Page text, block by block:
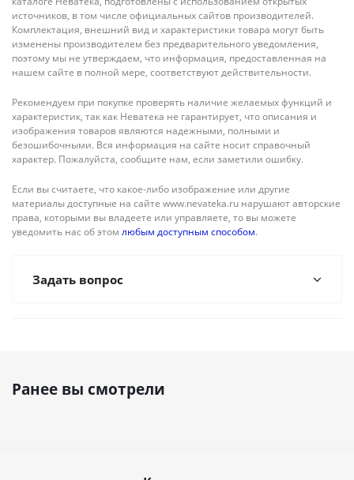
источников, в том числе официальных сайтов производителей.
Комплектация, внешний вид и характеристики товара могут быть
изменены производителем без предварительного уведомления,
поэтому мы не утверждаем, что информация, предоставленная на
нашем сайте в полной мере, соответствуют действительности.
Рекомендуем при покупке проверять наличие желаемых функций и
характеристик, так как Неватека не гарантирует, что описания и
изображения товаров являются надежными, полными и
безошибочными. Вся информация на сайте носит справочный
характер. Пожалуйста, сообщите нам, если заметили ошибку.
Если вы считаете, что какое-либо изображение или другие
материалы доступные на сайте www.nevateka.ru нарушают авторские
права, которыми вы владеете или управляете, то вы можете
уведомить нас об этом любым доступным способом.
Задать вопрос
Ранее вы смотрели